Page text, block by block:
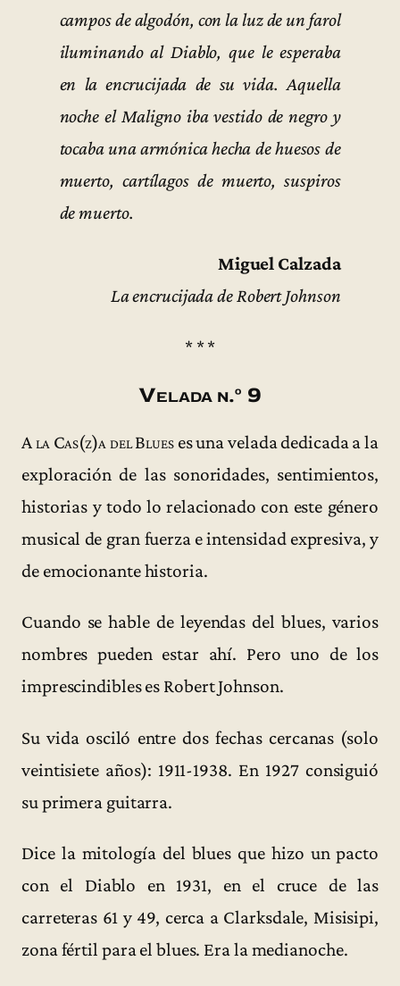
campos de algodón, con la luz de un farol
iluminando al Diablo, que le esperaba
en la encrucijada de su vida. Aquella
noche el Maligno iba vestido de negro y
tocaba una armónica hecha de huesos de
muerto, cartílagos de muerto, suspiros
de muerto.
Miguel Calzada
La encrucijada de Robert Johnson
* * *
Velada n.º 9
A la Cas(z)a del Blueses una velada dedicada a la
exploración de las sonoridades, sentimientos,
historias y todo lo relacionado con este género
musical de gran fuerza e intensidad expresiva, y
de emocionante historia.
Cuando se hable de leyendas del blues, varios
nombres pueden estar ahí. Pero uno de los
imprescindibles es Robert Johnson.
Su vida osciló entre dos fechas cercanas (solo
veintisiete años): 1911-1938. En 1927 consiguió
su primera guitarra.
Dice la mitología del blues que hizo un pacto
con el Diablo en 1931, en el cruce de las
carreteras 61 y 49, cerca a Clarksdale, Misisipi,
zona fértil para el blues. Era la medianoche.